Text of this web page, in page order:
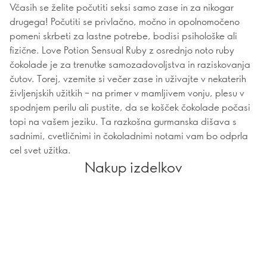
Včasih se želite počutiti seksi samo zase in za nikogar
drugega! Počutiti se privlačno, močno in opolnomočeno
pomeni skrbeti za lastne potrebe, bodisi psihološke ali
fizične. Love Potion Sensual Ruby z osrednjo noto ruby
čokolade je za trenutke samozadovoljstva in raziskovanja
čutov. Torej, vzemite si večer zase in uživajte v nekaterih
življenjskih užitkih – na primer v mamljivem vonju, plesu v
spodnjem perilu ali pustite, da se košček čokolade počasi
topi na vašem jeziku. Ta razkošna gurmanska dišava s
sadnimi, cvetličnimi in čokoladnimi notami vam bo odprla
cel svet užitka.
Nakup izdelkov